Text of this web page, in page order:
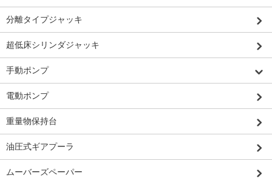
分離タイプジャッキ
超低床シリンダジャッキ
手動ポンプ
電動ポンプ
重量物保持台
油圧式ギアプーラ
ムーバーズペーパー